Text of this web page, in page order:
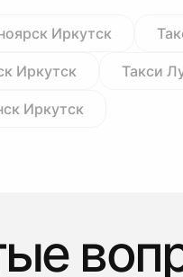
Иркутск
Иркутск Такси
Иркутск